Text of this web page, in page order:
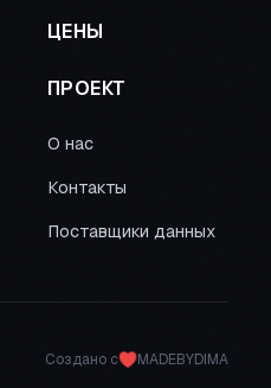
ЦЕНЫ
ПРОЕКТ
О нас
Контакты
Поставщики данных
Создано с MADEBYDIMA